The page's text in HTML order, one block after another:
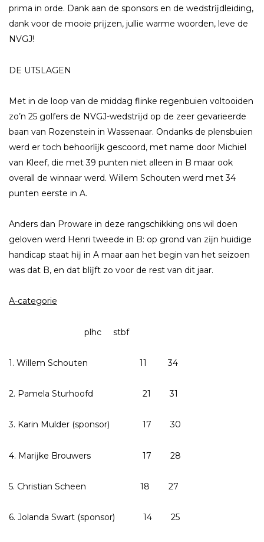
prima in orde. Dank aan de sponsors en de wedstrĳdleiding,
dank voor de mooie prĳzen, jullie warme woorden, leve de
NVGJ!
DE UTSLAGEN
Met in de loop van de middag flinke regenbuien voltooiden
zo’n 25 golfers de NVGJ-wedstrĳd op de zeer gevarieerde
baan van Rozenstein in Wassenaar. Ondanks de plensbuien
werd er toch behoorlĳk gescoord, met name door Michiel
van Kleef, die met 39 punten niet alleen in B maar ook
overall de winnaar werd. Willem Schouten werd met 34
punten eerste in A.
Anders dan Proware in deze rangschikking ons wil doen
geloven werd Henri tweede in B: op grond van zĳn huidige
handicap staat hĳ in A maar aan het begin van het seizoen
was dat B, en dat blĳft zo voor de rest van dit jaar.
A-categorie
plhc stbf
1. Willem Schouten 11 34
2. Pamela Sturhoofd 21 31
3. Karin Mulder (sponsor) 17 30
4. Marĳke Brouwers 17 28
5. Christian Scheen 18 27
6. Jolanda Swart (sponsor) 14 25